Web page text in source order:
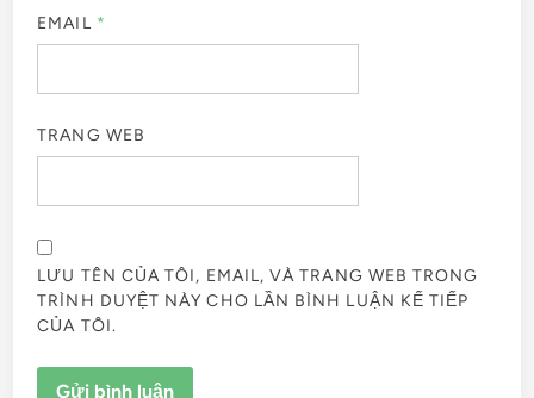
EMAIL *
TRANG WEB
LƯU TÊN CỦA TÔI, EMAIL, VÀ TRANG WEB TRONG
TRÌNH DUYỆT NÀY CHO LẦN BÌNH LUẬN KẾ TIẾP
CỦA TÔI.